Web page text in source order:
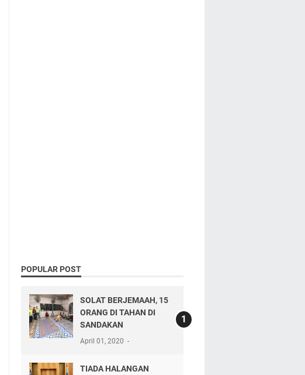
POPULAR POST
SOLAT BERJEMAAH, 15
ORANG DI TAHAN DI
SANDAKAN
April 01, 2020
TIADA HALANGAN